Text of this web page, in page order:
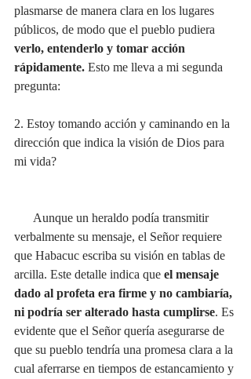
plasmarse de manera clara en los lugares
públicos, de modo que el pueblo pudiera
verlo, entenderlo y tomar acción
rápidamente. Esto me lleva a mi segunda
pregunta:
2. Estoy tomando acción y caminando en la
dirección que indica la visión de Dios para
mi vida?
verbalmente su mensaje, el Señor requiere
que Habacuc escriba su visión en tablas de
arcilla. Este detalle indica que el mensaje
dado al profeta era firme y no cambiaría,
ni podría ser alterado hasta cumplirse. Es
evidente que el Señor quería asegurarse de
que su pueblo tendría una promesa clara a la
cual aferrarse en tiempos de estancamiento y